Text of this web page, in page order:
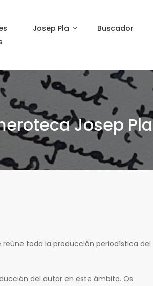
Josep Pla Buscador
Josep Pla
toda la producción periodística del
del autor en este ámbito. Os